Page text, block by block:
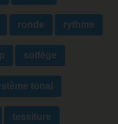
ronde rythme
solfège
tonal
tessiture